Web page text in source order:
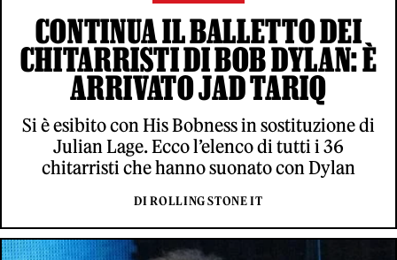
CONTINUA IL BALLETTO DEI
CHITARRISTI DI BOB DYLAN: È
ARRIVATO JAD TARIQ
Si è esibito con His Bobness in sostituzione di
Julian Lage. Ecco l’elenco di tutti i 36
chitarristi che hanno suonato con Dylan
DI ROLLING STONE IT